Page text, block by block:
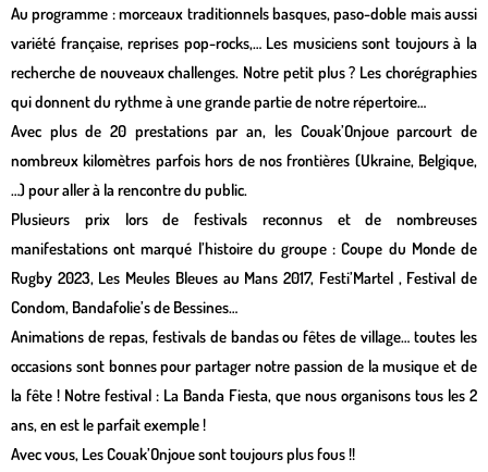
Au programme : morceaux traditionnels basques, paso-doble mais aussi
variété française, reprises pop-rocks,… Les musiciens sont toujours à la
recherche de nouveaux challenges. Notre petit plus ? Les chorégraphies
qui donnent du rythme à une grande partie de notre répertoire…
Avec plus de 20 prestations par an, les Couak’Onjoue parcourt de
nombreux kilomètres parfois hors de nos frontières (Ukraine, Belgique,
…) pour aller à la rencontre du public.
Plusieurs prix lors de festivals reconnus et de nombreuses
manifestations ont marqué l’histoire du groupe : Coupe du Monde de
Rugby 2023, Les Meules Bleues au Mans 2017, Festi’Martel , Festival de
Condom, Bandafolie’s de Bessines…
Animations de repas, festivals de bandas ou fêtes de village… toutes les
occasions sont bonnes pour partager notre passion de la musique et de
la fête ! Notre festival : La Banda Fiesta, que nous organisons tous les 2
ans, en est le parfait exemple !
Avec vous, Les Couak’Onjoue sont toujours plus fous !!